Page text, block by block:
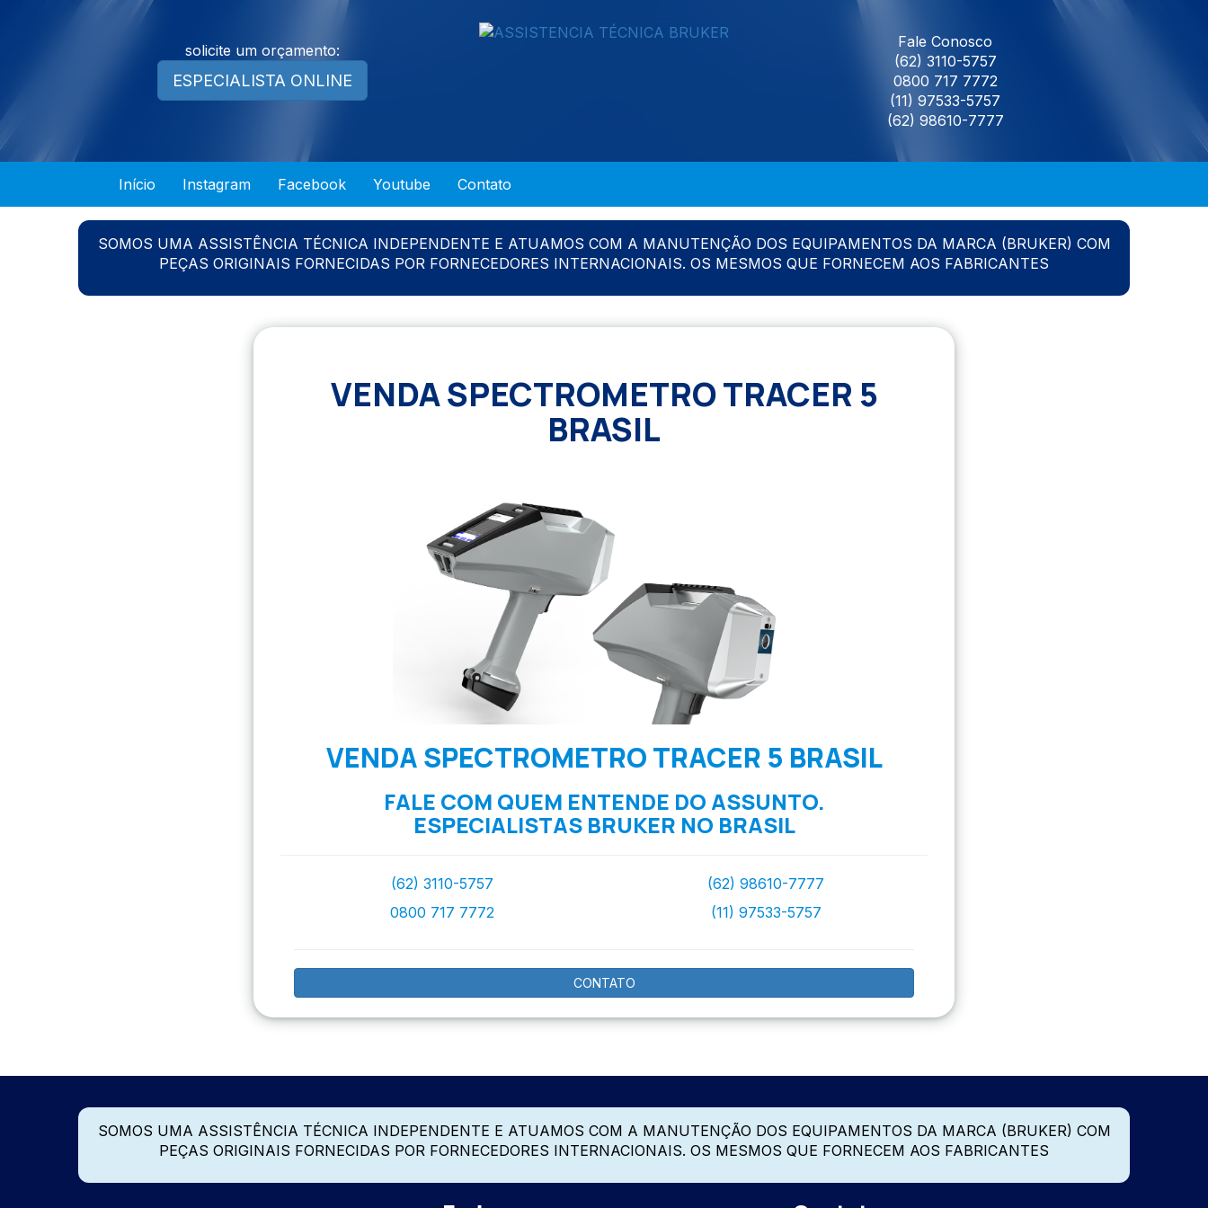
solicite um orçamento:
ESPECIALISTA ONLINE
Fale Conosco
(62) 3110-5757
0800 717 7772
(11) 97533-5757
(62) 98610-7777
Início Instagram Facebook Youtube Contato
SOMOS UMA ASSISTÊNCIA TÉCNICA INDEPENDENTE E ATUAMOS COM A MANUTENÇÃO DOS EQUIPAMENTOS DA MARCA (BRUKER) COM
PEÇAS ORIGINAIS FORNECIDAS POR FORNECEDORES INTERNACIONAIS. OS MESMOS QUE FORNECEM AOS FABRICANTES
VENDA SPECTROMETRO TRACER 5
BRASIL
VENDA SPECTROMETRO TRACER 5 BRASIL
FALE COM QUEM ENTENDE DO ASSUNTO.
ESPECIALISTAS BRUKER NO BRASIL
(62) 3110-5757
0800 717 7772
(62) 98610-7777
(11) 97533-5757
CONTATO
SOMOS UMA ASSISTÊNCIA TÉCNICA INDEPENDENTE E ATUAMOS COM A MANUTENÇÃO DOS EQUIPAMENTOS DA MARCA (BRUKER) COM
PEÇAS ORIGINAIS FORNECIDAS POR FORNECEDORES INTERNACIONAIS. OS MESMOS QUE FORNECEM AOS FABRICANTES